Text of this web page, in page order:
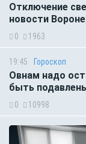
Отключение
новости
0 1963
19:45 Гороскоп
Овнам надо
быть
0 10998